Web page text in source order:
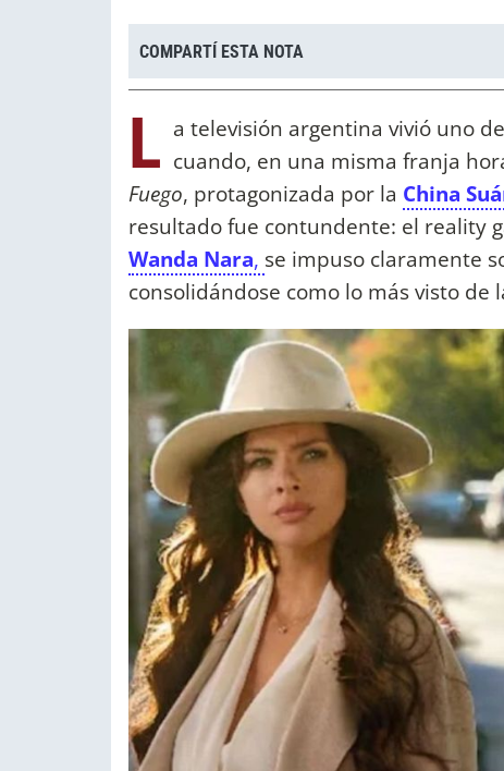
COMPARTÍ ESTA NOTA
L a televisión argentina vivió uno
cuando, en una misma franja
Fuego, protagonizada por la China
resultado fue contundente: el reality
Wanda Nara, se impuso claramente
consolidándose como lo más visto de